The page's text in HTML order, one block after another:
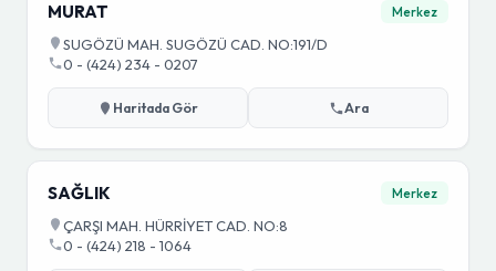
MURAT Merkez
SUGÖZÜ MAH. SUGÖZÜ CAD. NO:191/D
0 - (424) 234 - 0207
Haritada Gör Ara
SAĞLIK Merkez
ÇARŞI MAH. HÜRRİYET CAD. NO:8
0 - (424) 218 - 1064